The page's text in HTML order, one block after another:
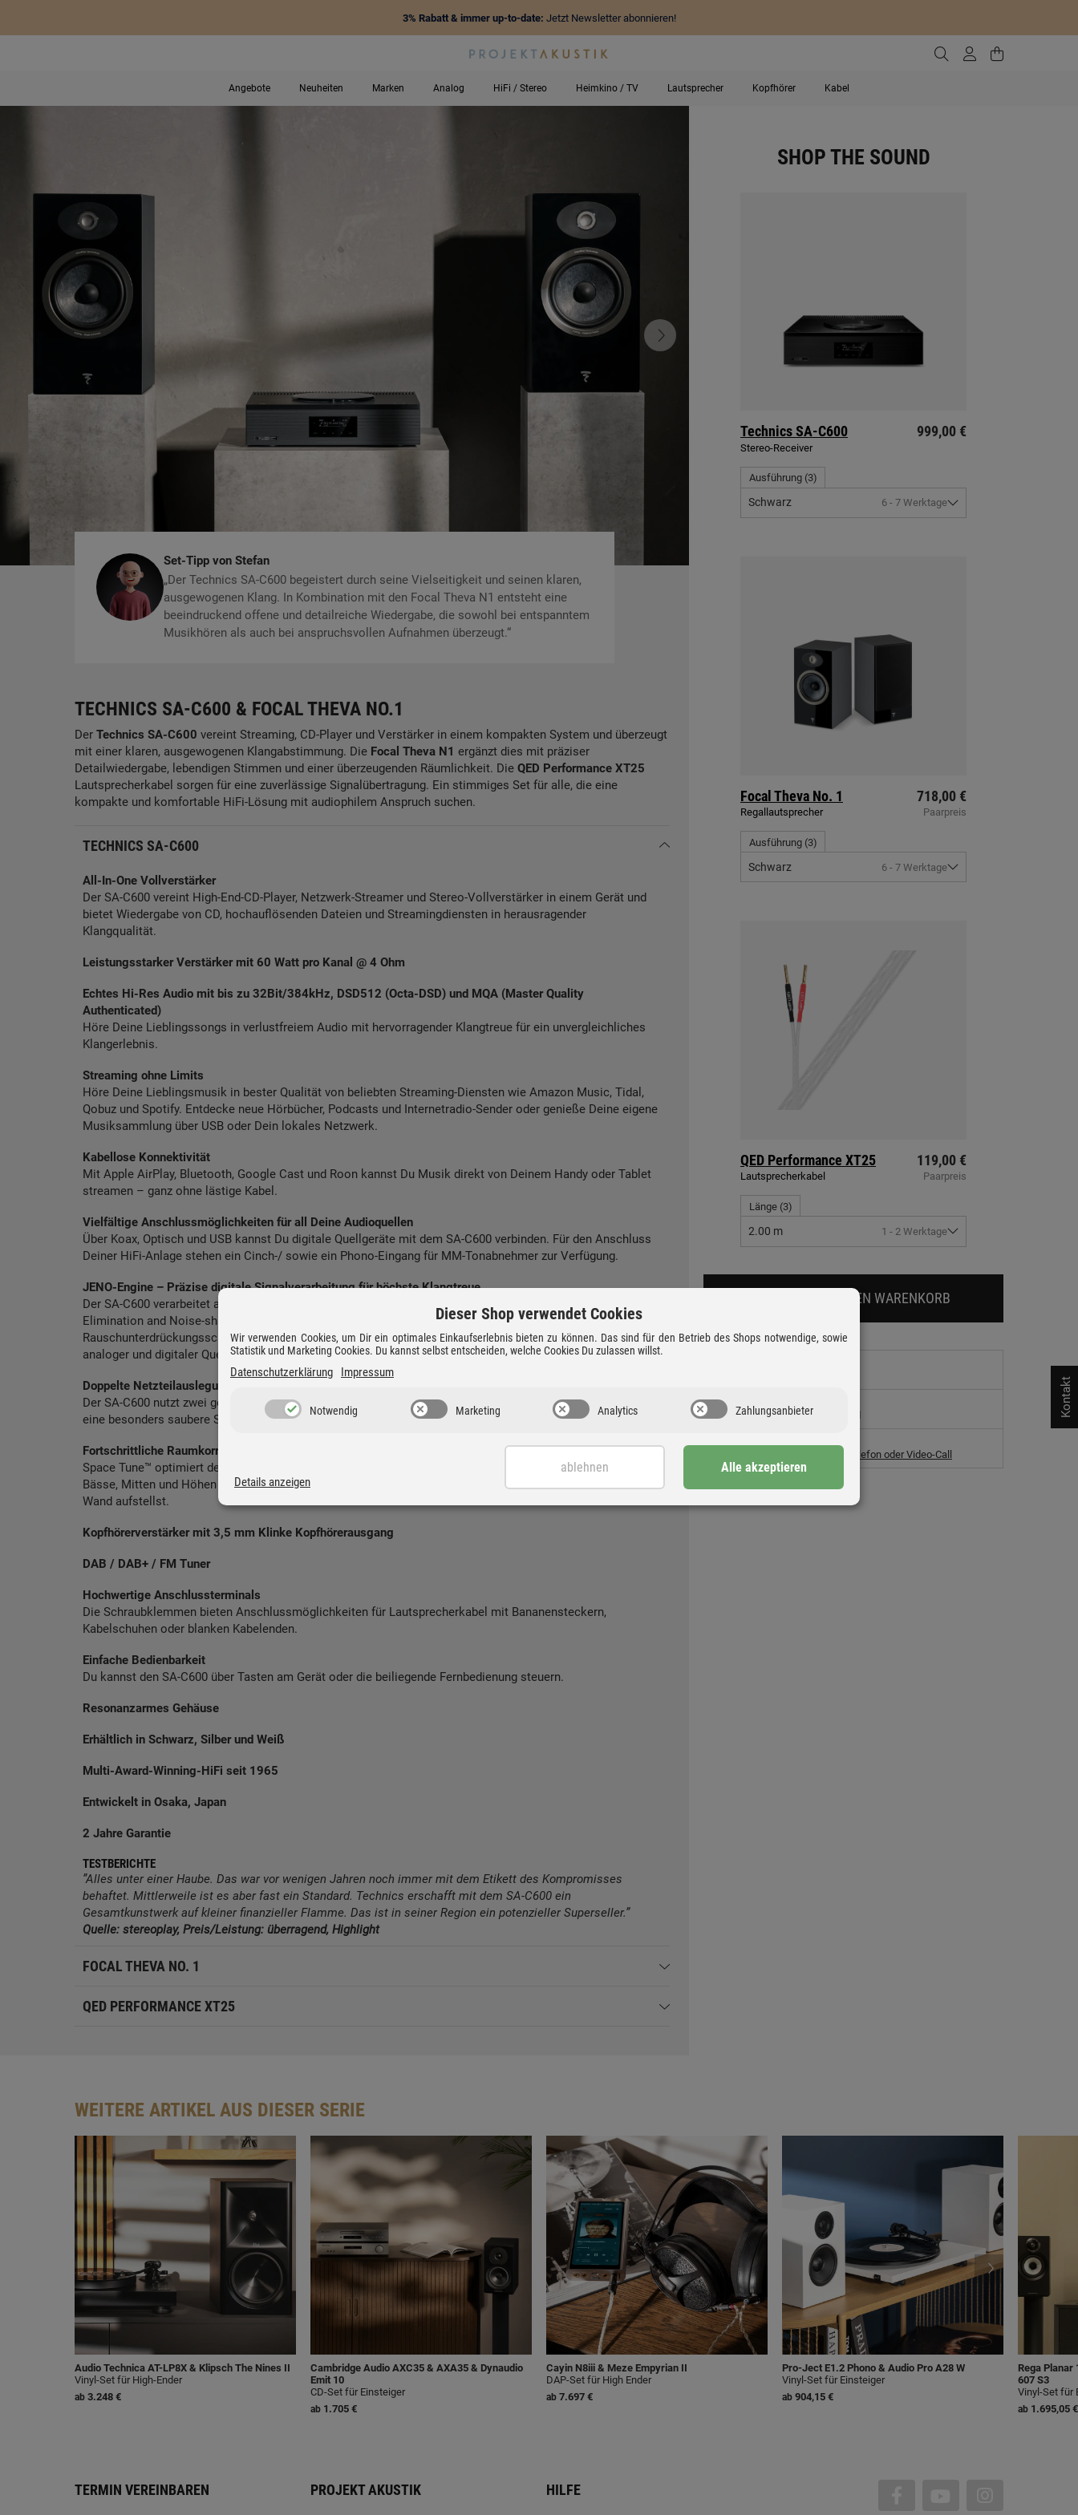
3% Rabatt & immer up-to-date: Jetzt Newsletter abonnieren!
Zur Suche gehen
ZumZum
Angebote Neuheiten Marken Analog HiFi / Stereo Heimkino / TV Lautsprecher Kopfhörer Kabel
Set-Tipp von Stefan
„Der Technics SA-C600 begeistert durch seine Vielseitigkeit und seinen klaren,
ausgewogenen Klang. In Kombination mit den Focal Theva N1 entsteht eine
beeindruckend offene und detailreiche Wiedergabe, die sowohl bei entspanntem
Musikhören als auch bei anspruchsvollen Aufnahmen überzeugt.“
TECHNICS SA-C600 & FOCAL THEVA NO.1
Der Technics SA-C600 vereint Streaming, CD-Player und Verstärker in einem kompakten System und überzeugt
mit einer klaren, ausgewogenen Klangabstimmung. Die Focal Theva N1 ergänzt dies mit präziser
Detailwiedergabe, lebendigen Stimmen und einer überzeugenden Räumlichkeit. Die QED Performance XT25
Lautsprecherkabel sorgen für eine zuverlässige Signalübertragung. Ein stimmiges Set für alle, die eine
kompakte und komfortable HiFi-Lösung mit audiophilem Anspruch suchen.
TECHNICS SA-C600
All-In-One Vollverstärker
Der SA-C600 vereint High-End-CD-Player, Netzwerk-Streamer und Stereo-Vollverstärker in einem Gerät und
bietet Wiedergabe von CD, hochauflösenden Dateien und Streamingdiensten in herausragender
Klangqualität.
Leistungsstarker Verstärker mit 60 Watt pro Kanal @ 4 Ohm
Echtes Hi-Res Audio mit bis zu 32Bit/384kHz, DSD512 (Octa-DSD) und MQA (Master Quality
Authenticated)
Höre Deine Lieblingssongs in verlustfreiem Audio mit hervorragender Klangtreue für ein unvergleichliches
Klangerlebnis.
Streaming ohne Limits
Höre Deine Lieblingsmusik in bester Qualität von beliebten Streaming-Diensten wie Amazon Music, Tidal,
Qobuz und Spotify. Entdecke neue Hörbücher, Podcasts und Internetradio-Sender oder genieße Deine eigene
Musiksammlung über USB oder Dein lokales Netzwerk.
Kabellose Konnektivität
Mit Apple AirPlay, Bluetooth, Google Cast und Roon kannst Du Musik direkt von Deinem Handy oder Tablet
streamen – ganz ohne lästige Kabel.
Vielfältige Anschlussmöglichkeiten für all Deine Audioquellen
Über Koax, Optisch und USB kannst Du digitale Quellgeräte mit dem SA-C600 verbinden. Für den Anschluss
Deiner HiFi-Anlage stehen ein Cinch-/ sowie ein Phono-Eingang für MM-Tonabnehmer zur Verfügung.
JENO-Engine – Präzise digitale Signalverarbeitung für höchste Klangtreue
Der SA-C600 verarbeitet alle Signale volldigital – vom Eingang bis zum Ausgang. Die JENO Engine (Jitter
Elimination and Noise-shaping Optimization) minimiert Jitter und Verzerrungen, während ein spezieller
Rauschunterdrückungsschaltkreis höchste Klangreinheit garantiert. So kommen selbst feinste Details
analoger und digitaler Quellen voll zur Geltung.
Doppelte Netzteilauslegung
Der SA-C600 nutzt zwei getrennte Transformatoren und ein eigenes Netzteil für den Verstärker. Das sorgt für
eine besonders saubere Stromversorgung und minimiert Störungen – für klaren, kraftvollen Klang.
Fortschrittliche Raumkorrektur
Space Tune™ optimiert den Sound und passt ihn an die einzigartige Akustik deines Wohnraums an. So sind
Bässe, Mitten und Höhen nie zu stark oder zu schwach - selbst wenn Du die Lautsprecher direkt an einer
Wand aufstellst.
Kopfhörerverstärker mit 3,5 mm Klinke Kopfhörerausgang
DAB / DAB+ / FM Tuner
Hochwertige Anschlussterminals
Die Schraubklemmen bieten Anschlussmöglichkeiten für Lautsprecherkabel mit Bananensteckern,
Kabelschuhen oder blanken Kabelenden.
Einfache Bedienbarkeit
Du kannst den SA-C600 über Tasten am Gerät oder die beiliegende Fernbedienung steuern.
Resonanzarmes Gehäuse
Erhältlich in Schwarz, Silber und Weiß
Multi-Award-Winning-HiFi seit 1965
Entwickelt in Osaka, Japan
2 Jahre Garantie
TESTBERICHTE
”Alles unter einer Haube. Das war vor wenigen Jahren noch immer mit dem Etikett des Kompromisses
behaftet. Mittlerweile ist es aber fast ein Standard. Technics erschafft mit dem SA-C600 ein
Gesamtkunstwerk auf kleiner finanzieller Flamme. Das ist in seiner Region ein potenzieller Superseller.”
Quelle: stereoplay, Preis/Leistung: überragend, Highlight
FOCAL THEVA NO. 1
QED PERFORMANCE XT25
SHOP THE SOUND
Technics SA-C600 999,00 €
Stereo-Receiver
Ausführung(3)
Schwarz 6 - 7 Werktage
Focal Theva No. 1 718,00 €
Regallautsprecher Paarpreis
Ausführung(3)
Schwarz 6 - 7 Werktage
QED Performance XT25 119,00 €
Lautsprecherkabel Paarpreis
Länge(3)
2.00 m 1 - 2 Werktage
| IN DEN WARENKORB
Kostenloser Rückversand
Beratung im Store, per Telefon oder Video-Call
WEITERE ARTIKEL AUS DIESER SERIE
Audio Technica AT-LP8X & Klipsch The Nines II
Vinyl-Set für High-Ender
ab 3.248 €
Cambridge Audio AXC35 & AXA35 & Dynaudio
Emit 10
CD-Set für Einsteiger
ab 1.705 €
Cayin N8iii & Meze Empyrian II
DAP-Set für High Ender
ab 7.697 €
Pro-Ject E1.2 Phono & Audio Pro A28 W
Vinyl-Set für Einsteiger
ab 904,15 €
Rega Planar
607 S3
Vinyl-Set für
ab 1.695,05 €
TERMIN VEREINBAREN PROJEKT AKUSTIK HILFE
Kontakt
Dieser Shop verwendet Cookies
Wir verwenden Cookies, um Dir ein optimales Einkaufserlebnis bieten zu können. Das sind für den Betrieb des Shops notwendige, sowie
Statistik und Marketing Cookies. Du kannst selbst entscheiden, welche Cookies Du zulassen willst.
Datenschutzerklärung Impressum
Notwendig Marketing Analytics Zahlungsanbieter
Details anzeigen
ablehnen Alle akzeptieren